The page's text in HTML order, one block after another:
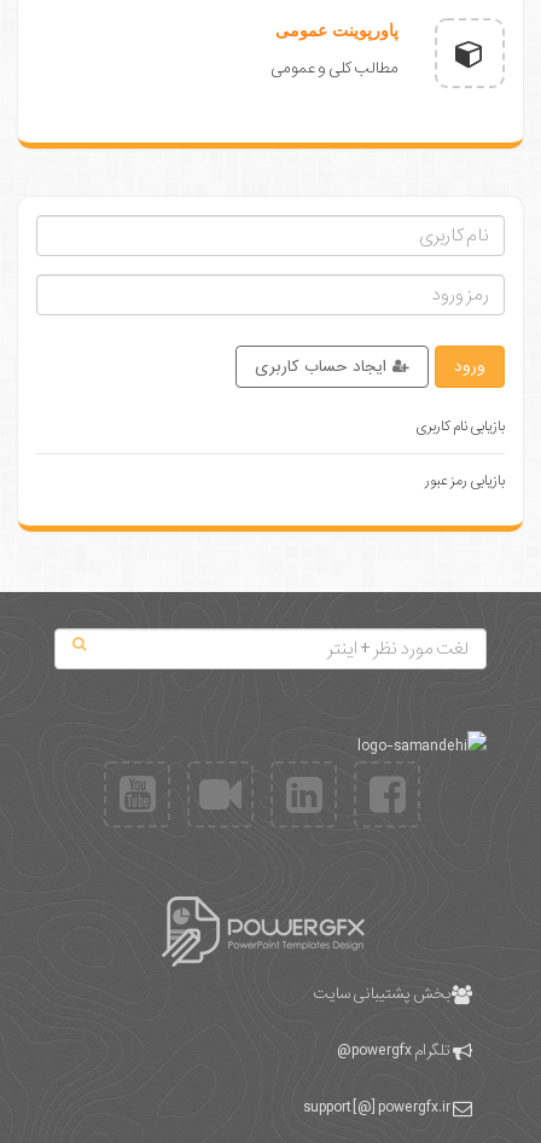
پاورپوینت عمومی
مطالب کلی و عمومی
ورود ایجاد حساب کاربری
بازیابی نام کاربری
بازیابی رمز عبور
بخش پشتیبانی سایت
تلگرامpowergfx@